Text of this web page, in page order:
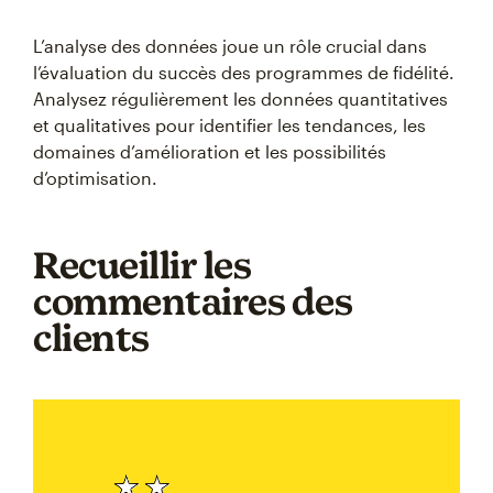
L’analyse des données joue un rôle crucial dans
l’évaluation du succès des programmes de fidélité.
Analysez régulièrement les données quantitatives
et qualitatives pour identifier les tendances, les
domaines d’amélioration et les possibilités
d’optimisation.
Recueillir les
commentaires des
clients